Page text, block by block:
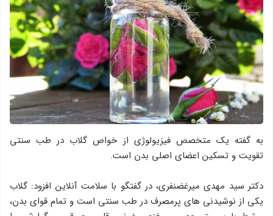
به گفته یک متخصص فیزیولوژی از خواص گلاب در طب سنتی
تقویت و تسکین‌ اعضای اصلی بدن است.
دکتر سید مهدی میرغضنفری، در گفتگو با سلامت آنلاین افزود: گلاب
یکی از نوشیدنی های پرمصرف در طب سنتی است و تمام قوای بدن،